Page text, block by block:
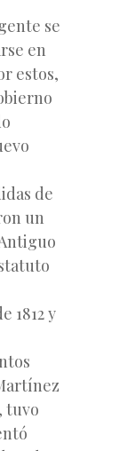
se
en
estos,
de
un
1812 y
tuvo